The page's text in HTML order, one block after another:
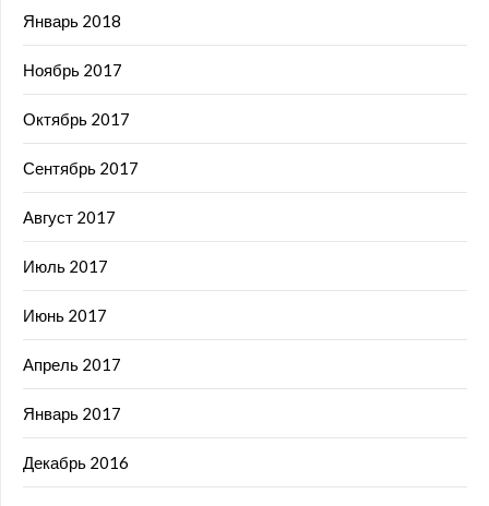
Январь 2018
Ноябрь 2017
Октябрь 2017
Сентябрь 2017
Август 2017
Июль 2017
Июнь 2017
Апрель 2017
Январь 2017
Декабрь 2016